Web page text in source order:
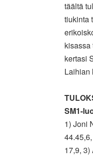
täältä
tiukinta
kisassa
kertasi
Laihian
SM1-
1) Joni
17,9,